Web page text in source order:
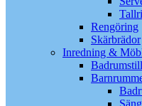
Rengöring
Skärbrädor
Inredning &